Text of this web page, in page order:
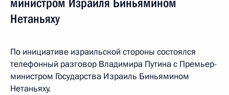
министром Израиля Биньямином
Нетаньяху
По инициативе израильской стороны состоялся
телефонный разговор Владимира Путина с Премьер-
министром Государства Израиль Биньямином
Нетаньяху.